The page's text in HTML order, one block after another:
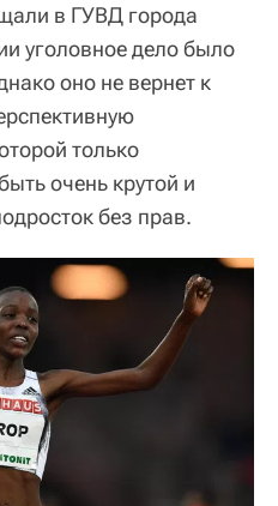
в ГУВД города
уголовное дело было
оно не вернет к
только
очень крутой и
без прав.